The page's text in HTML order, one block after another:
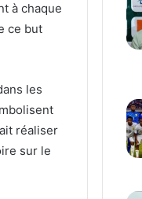
à chaque
ce but
les
réaliser
sur le